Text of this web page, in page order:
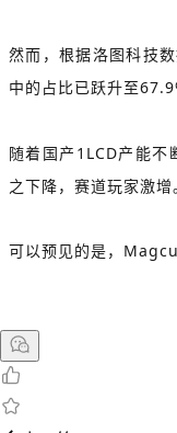
然而，根据洛图科技
中的占比已跃升至
随着国产1LCD产能不
之下降，赛道玩家激增
可以预见的是，